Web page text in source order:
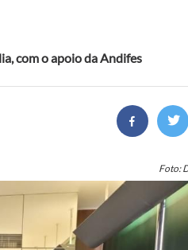
com o apoio da Andifes
Foto: